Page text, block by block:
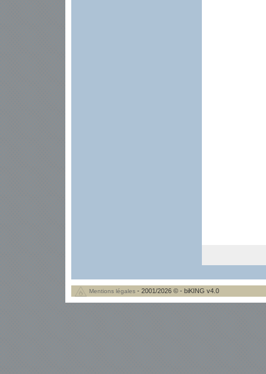
Mentions légales - 2001/2026 © - biKING v4.0